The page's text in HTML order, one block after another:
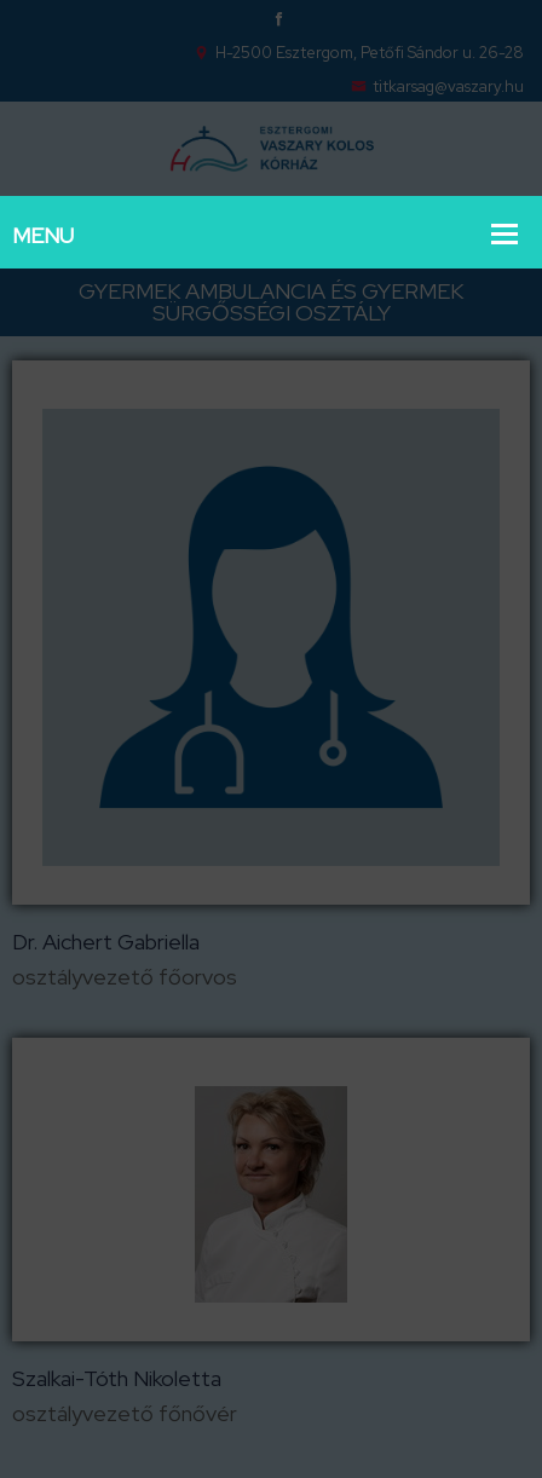
H-2500 Esztergom, Petőfi Sándor u. 26-28
titkarsag@vaszary.hu
GYERMEK AMBULANCIA ÉS GYERMEK
SÜRGŐSSÉGI OSZTÁLY
Dr. Aichert Gabriella
osztályvezető főorvos
Szalkai-Tóth Nikoletta
osztályvezető főnővér